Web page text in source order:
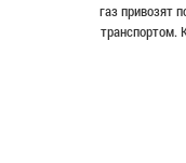
газ привозят
транспортом.